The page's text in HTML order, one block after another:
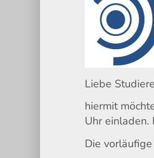
Liebe
hiermit
Uhr einladen.
Die